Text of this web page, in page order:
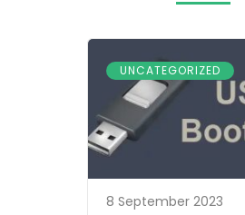
UNCATEGORIZED
8 September 2023